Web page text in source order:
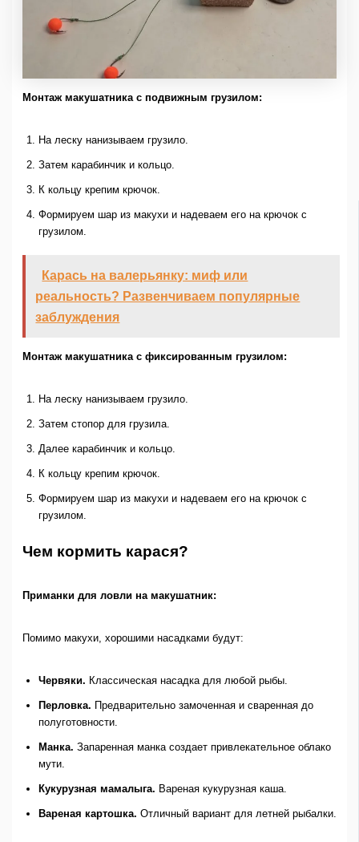
Монтаж макушатника с подвижным грузилом:
На леску нанизываем грузило.
Затем карабинчик и кольцо.
К кольцу крепим крючок.
Формируем шар из макухи и надеваем его на крючок с
грузилом.
Карась на валерьянку: миф или
реальность? Развенчиваем популярные
заблуждения
Монтаж макушатника с фиксированным грузилом:
На леску нанизываем грузило.
Затем стопор для грузила.
Далее карабинчик и кольцо.
К кольцу крепим крючок.
Формируем шар из макухи и надеваем его на крючок с
грузилом.
Чем кормить карася?
Приманки для ловли на макушатник:
Помимо макухи, хорошими насадками будут:
Червяки. Классическая насадка для любой рыбы.
Перловка. Предварительно замоченная и сваренная до
полуготовности.
Манка. Запаренная манка создает привлекательное облако
мути.
Кукурузная мамалыга. Вареная кукурузная каша.
Вареная картошка. Отличный вариант для летней рыбалки.